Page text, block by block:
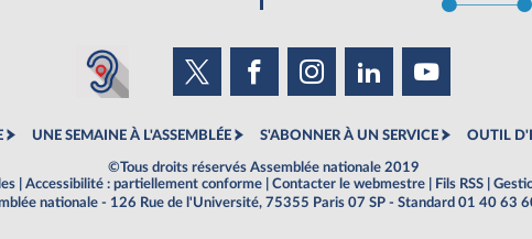
UNE SEMAINE À L'ASSEMBLÉE S'ABONNER À UN SERVICE OUTIL
©Tous droits réservés Assemblée nationale 2019
Accessibilité : partiellement conforme Contacter le webmestre Fils RSS
nationale - 126 Rue de l'Université, 75355 Paris 07 SP - Standard 01 40 63